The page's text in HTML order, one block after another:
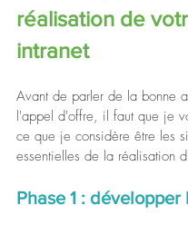
réalisation de
intranet
Avant de parler de la bonne
l'appel d'offre, il faut que je
ce que je considère être les
essentielles de la réalisation
Phase 1 :